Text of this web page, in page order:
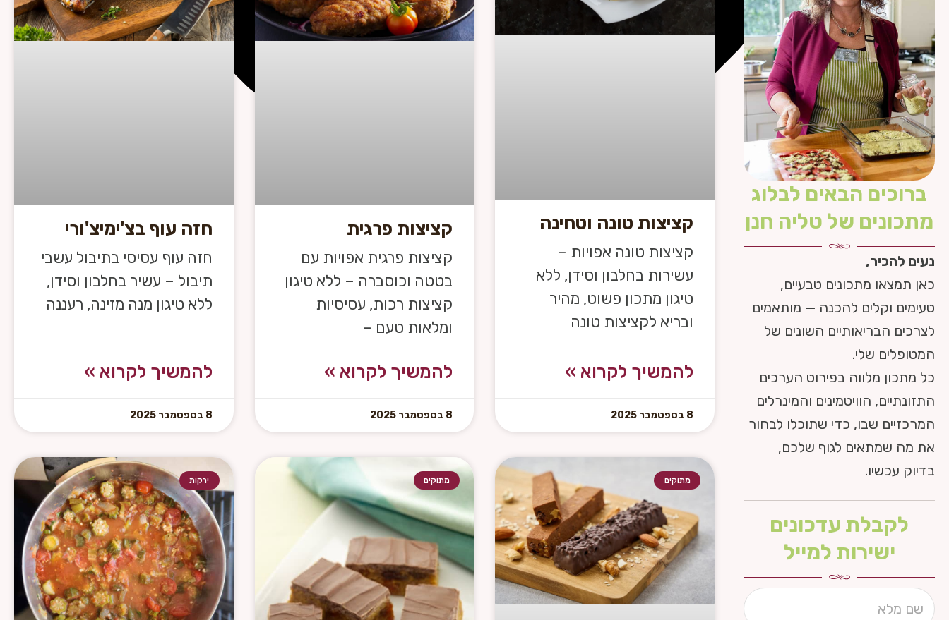
ברוכים הבאים לבלוג
מתכונים של טליה חנן
נעים להכיר,
כאן תמצאו מתכונים טבעיים,
טעימים וקלים להכנה — מותאמים
לצרכים הבריאותיים השונים של
המטופלים שלי.
כל מתכון מלווה בפירוט הערכים
התזונתיים, הוויטמינים והמינרלים
המרכזיים שבו, כדי שתוכלו לבחור
את מה שמתאים לגוף שלכם,
בדיוק עכשיו.
לקבלת עדכונים
ישירות למייל
קציצות טונה וטחינה
קציצות טונה אפויות –
עשירות בחלבון וסידן, ללא
טיגון מתכון פשוט, מהיר
ובריא לקציצות טונה
להמשיך לקרוא »
8 בספטמבר 2025
קציצות פרגית
קציצות פרגית אפויות עם
בטטה וכוסברה – ללא טיגון
קציצות רכות, עסיסיות
ומלאות טעם –
להמשיך לקרוא »
8 בספטמבר 2025
חזה עוף בצ'ימיצ'ורי
חזה עוף עסיסי בתיבול עשבי
תיבול – עשיר בחלבון וסידן,
ללא טיגון מנה מזינה, רעננה
להמשיך לקרוא »
8 בספטמבר 2025
מתוקים מתוקים ירקות